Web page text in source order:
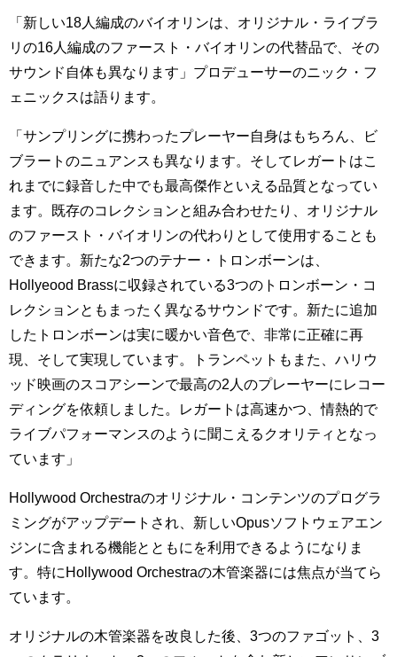
「新しい18人編成のバイオリンは、オリジナル・ライブラ
リの16人編成のファースト・バイオリンの代替品で、その
サウンド自体も異なります」プロデューサーのニック・フ
ェニックスは語ります。
「サンプリングに携わったプレーヤー自身はもちろん、ビ
ブラートのニュアンスも異なります。そしてレガートはこ
れまでに録音した中でも最高傑作といえる品質となってい
ます。既存のコレクションと組み合わせたり、オリジナル
のファースト・バイオリンの代わりとして使用することも
できます。新たな2つのテナー・トロンボーンは、
Hollyeood Brassに収録されている3つのトロンボーン・コ
レクションともまったく異なるサウンドです。新たに追加
したトロンボーンは実に暖かい音色で、非常に正確に再
現、そして実現しています。トランペットもまた、ハリウ
ッド映画のスコアシーンで最高の2人のプレーヤーにレコー
ディングを依頼しました。レガートは高速かつ、情熱的で
ライブパフォーマンスのように聞こえるクオリティとなっ
ています」
Hollywood Orchestraのオリジナル・コンテンツのプログラ
ミングがアップデートされ、新しいOpusソフトウェアエン
ジンに含まれる機能とともにを利用できるようになりま
す。特にHollywood Orchestraの木管楽器には焦点が当てら
ています。
オリジナルの木管楽器を改良した後、3つのファゴット、3